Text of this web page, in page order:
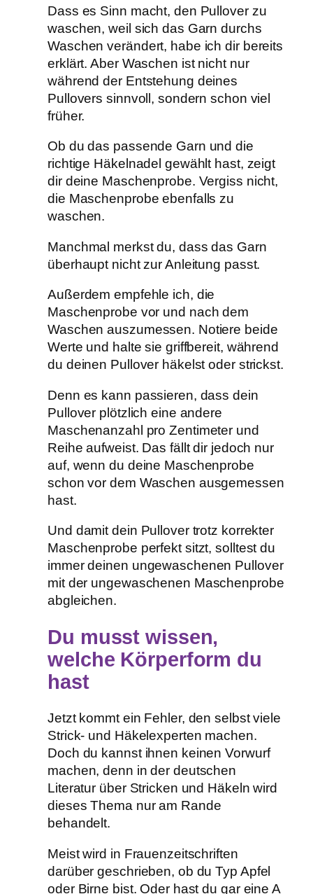
Dass es Sinn macht, den Pullover zu
waschen, weil sich das Garn durchs
Waschen verändert, habe ich dir bereits
erklärt. Aber Waschen ist nicht nur
während der Entstehung deines
Pullovers sinnvoll, sondern schon viel
früher.
Ob du das passende Garn und die
richtige Häkelnadel gewählt hast, zeigt
dir deine Maschenprobe. Vergiss nicht,
die Maschenprobe ebenfalls zu
waschen.
Manchmal merkst du, dass das Garn
überhaupt nicht zur Anleitung passt.
Außerdem empfehle ich, die
Maschenprobe vor und nach dem
Waschen auszumessen. Notiere beide
Werte und halte sie griffbereit, während
du deinen Pullover häkelst oder strickst.
Denn es kann passieren, dass dein
Pullover plötzlich eine andere
Maschenanzahl pro Zentimeter und
Reihe aufweist. Das fällt dir jedoch nur
auf, wenn du deine Maschenprobe
schon vor dem Waschen ausgemessen
hast.
Und damit dein Pullover trotz korrekter
Maschenprobe perfekt sitzt, solltest du
immer deinen ungewaschenen Pullover
mit der ungewaschenen Maschenprobe
abgleichen.
Du musst wissen,
welche Körperform du
hast
Jetzt kommt ein Fehler, den selbst viele
Strick- und Häkelexperten machen.
Doch du kannst ihnen keinen Vorwurf
machen, denn in der deutschen
Literatur über Stricken und Häkeln wird
dieses Thema nur am Rande
behandelt.
Meist wird in Frauenzeitschriften
darüber geschrieben, ob du Typ Apfel
oder Birne bist. Oder hast du gar eine A